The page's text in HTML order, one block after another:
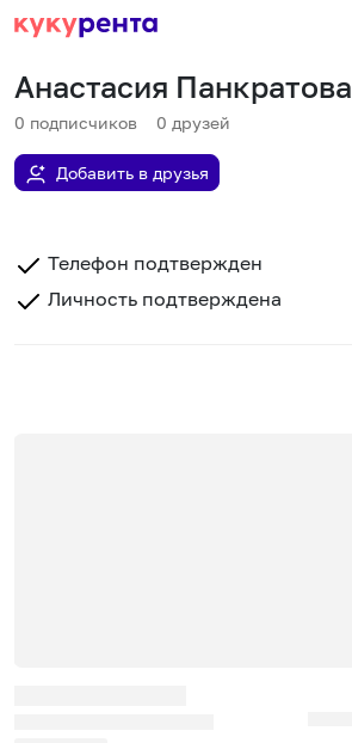
Анастасия Панкратова
0 подписчиков 0 друзей
Добавить в друзья
Телефон подтвержден
Личность подтверждена